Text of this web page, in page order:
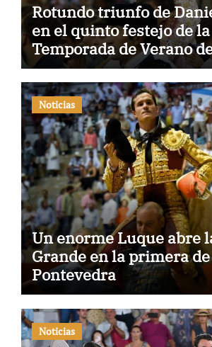
Rotundo triunfo de
en el quinto festejo de la
Temporada de Verano
Noticias
Un enorme Luque abre
Grande en la primera de
Pontevedra
Noticias